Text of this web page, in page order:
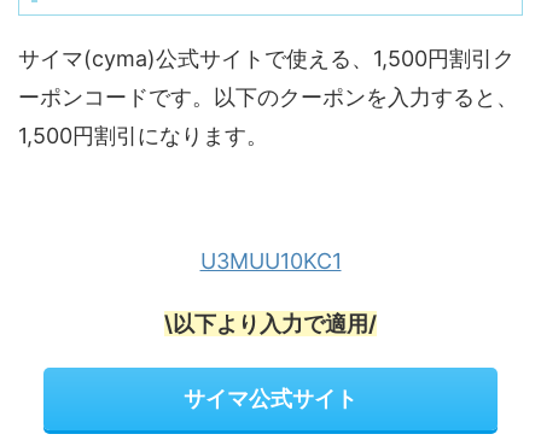
サイマ(cyma)公式サイトで使える、1,500円割引ク
ーポンコードです。以下のクーポンを入力すると、
1,500円割引になります。
U3MUU10KC1
\以下より入力で適用/
サイマ公式サイト